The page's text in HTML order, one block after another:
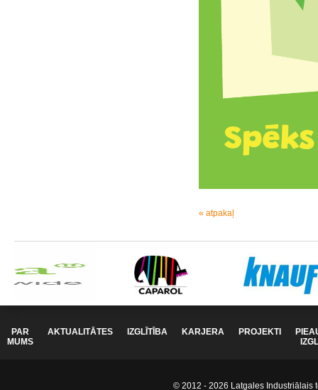
« atpakaļ
PAR
MUMS
AKTUALITĀTES IZGLĪTĪBA KARJERA PROJEKTI
© 2012 - 2026 Latgales Industriālais